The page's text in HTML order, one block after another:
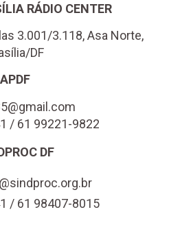
RÁDIO CENTER
3.001/3.118, Asa Norte,
DF
APDF
/ 61 99221-9822
DF
/ 61 98407-8015